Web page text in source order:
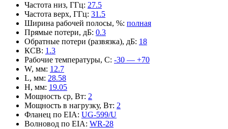
Частота низ, ГГц: 27.5
Частота верх, ГГц: 31.5
Ширина рабочей полосы, %: полная
Прямые потери, дБ: 0.3
Обратные потери (развязка), дБ: 18
КСВ: 1.3
Рабочие температуры, С: -30 — +70
W, мм: 12.7
L, мм: 28.58
H, мм: 19.05
Мощность ср, Вт: 2
Мощность в нагрузку, Вт: 2
Фланец по EIA: UG-599/U
Волновод по EIA: WR-28